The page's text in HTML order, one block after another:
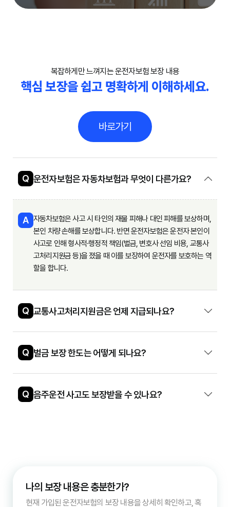
복잡하게만 느껴지는 운전자보험 보장 내용
핵심 보장을 쉽고 명확하게 이해하세요.
바로가기
Q 운전자보험은 자동차보험과 무엇이 다른가요?
A 자동차보험은 사고 시 타인의 재물 피해나 대인 피해를 보상하며,
본인 차량 손해를 보상합니다. 반면 운전자보험은 운전자 본인이
사고로 인해 형사적·행정적 책임(벌금, 변호사 선임 비용, 교통사
고처리지원금 등)을 졌을 때 이를 보장하여 운전자를 보호하는 역
할을 합니다.
Q 교통사고처리지원금은 언제 지급되나요?
Q 벌금 보장 한도는 어떻게 되나요?
Q 음주운전 사고도 보장받을 수 있나요?
나의 보장 내용은 충분한가?
현재 가입된 운전자보험의 보장 내용을 상세히 확인하고, 혹